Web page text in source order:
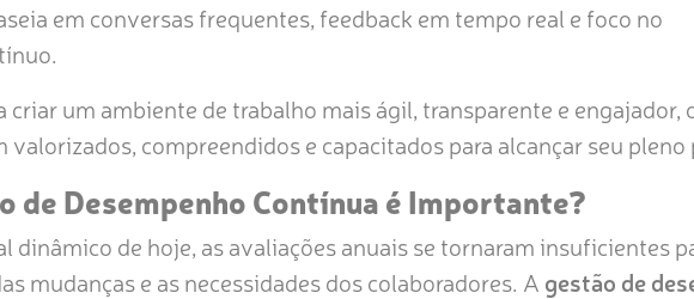
em conversas frequentes, feedback em tempo real e foco no
criar um ambiente de trabalho mais ágil, transparente e engajador,
compreendidos e capacitados para alcançar seu pleno
de Desempenho Contínua é Importante?
dinâmico de hoje, as avaliações anuais se tornaram insuficientes
mudanças e as necessidades dos colaboradores. A gestão de